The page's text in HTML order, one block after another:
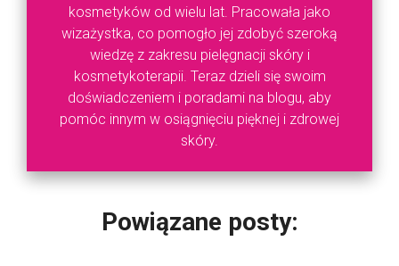
kosmetyków od wielu lat. Pracowała jako
wizażystka, co pomogło jej zdobyć szeroką
wiedzę z zakresu pielęgnacji skóry i
kosmetykoterapii. Teraz dzieli się swoim
doświadczeniem i poradami na blogu, aby
pomóc innym w osiągnięciu pięknej i zdrowej
skóry.
Powiązane posty: